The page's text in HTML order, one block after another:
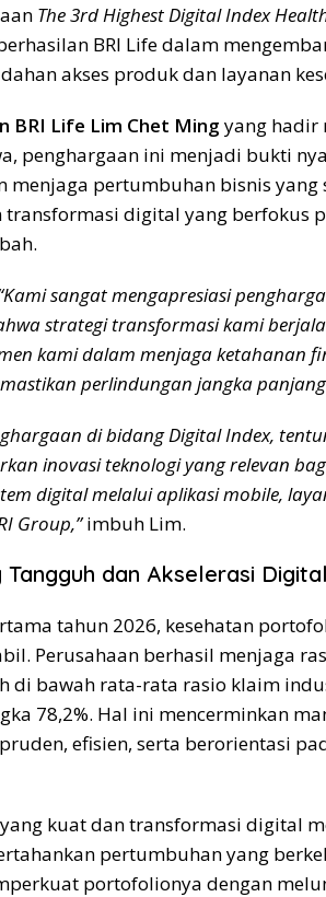
The 3rd Highest Digital Index
BRI Life dalam
akses produk dan layanan
BRI Life Lim Chet Ming yang hadir
penghargaan ini menjadi bukti
menjaga pertumbuhan bisnis yang
transformasi digital yang berfokus
sangat mengapresiasi
strategi transformasi kami
kami dalam menjaga ketahanan
perlindungan jangka
di bidang Digital Index,
inovasi teknologi yang relevan
digital melalui aplikasi mobile,
Group,”imbuh Lim.
Tangguh dan Akselerasi Digital
tahun 2026, kesehatan
Perusahaan berhasil menjaga
di bawah rata-rata rasio klaim
78,2%. Hal ini mencerminkan
efisien, serta berorientasi
kuat dan transformasi digital
pertumbuhan yang
portofolionya dengan